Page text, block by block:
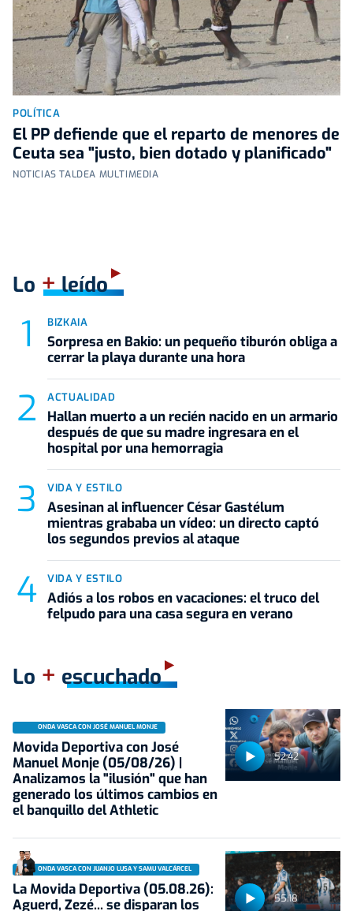
POLÍTICA
El PP defiende que el reparto de menores de
Ceuta sea "justo, bien dotado y planificado"
NOTICIAS TALDEA MULTIMEDIA
Lo +leído
BIZKAIA
Sorpresa en Bakio: un pequeño tiburón obliga a
cerrar la playa durante una hora
ACTUALIDAD
Hallan muerto a un recién nacido en un armario
después de que su madre ingresara en el
hospital por una hemorragia
VIDA Y ESTILO
Asesinan al influencer César Gastélum
mientras grababa un vídeo: un directo captó
los segundos previos al ataque
VIDA Y ESTILO
Adiós a los robos en vacaciones: el truco del
felpudo para una casa segura en verano
Lo + escuchado
52:42
ONDA VASCA CON JOSÉ MANUEL MONJE
Movida Deportiva con José
Manuel Monje (05/08/26) |
Analizamos la "ilusión" que han
generado los últimos cambios en
el banquillo del Athletic
55:18
ONDA VASCA CON JUANJO LUSA Y SAMU VALCÁRCEL
La Movida Deportiva (05.08.26):
Aguerd, Zezé... se disparan los